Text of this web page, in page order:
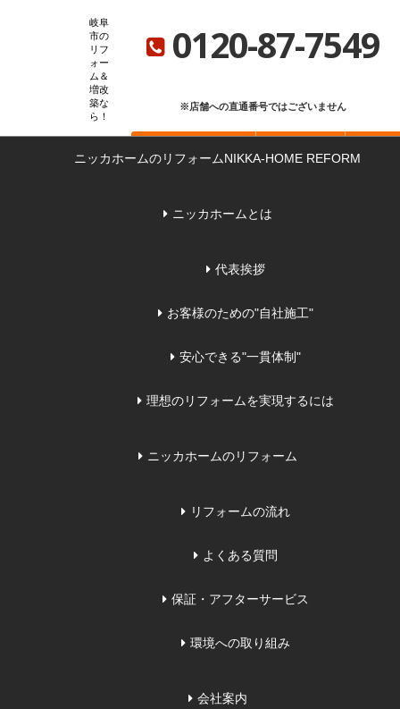
岐阜
市の
リフ
ォー
ム＆
増改
築な
ら
0120-87-7549
※店舗への直通番号ではございません
ニッカホームのリフォームNIKKA-HOME REFORM
ニッカホームとは
代表挨拶
お客様のための"自社施工"
安心できる"一貫体制"
理想のリフォームを実現するには
ニッカホームのリフォーム
リフォームの流れ
よくある質問
保証・アフターサービス
環境への取り組み
会社案内